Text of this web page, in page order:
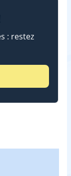
: restez